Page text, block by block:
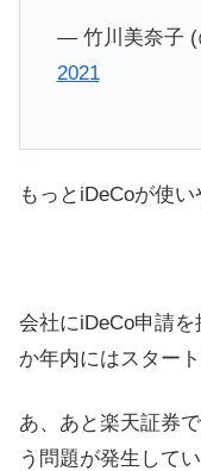
— 竹川美奈子
2021
もっとiDeCoが使い
会社にiDeCo申請
か年内にはスター
あ、あと楽天証券
う問題が発生して